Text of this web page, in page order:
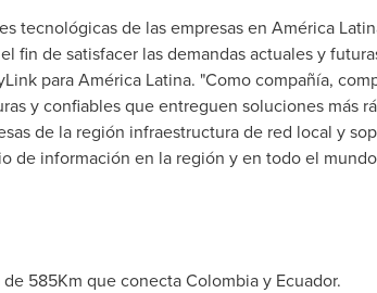
tecnológicas de las empresas en América
fin de satisfacer las demandas actuales y
para América Latina. "Como compañía,
y confiables que entreguen soluciones más
de la región infraestructura de red local y
de información en la región y en todo el
585Km que conectaColombiay Ecuador.